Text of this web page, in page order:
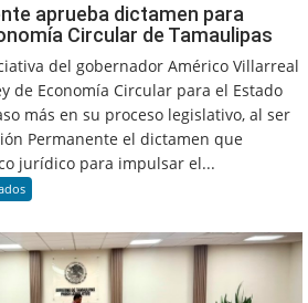
aprueba dictamen para
Circular de Tamaulipas
del gobernador Américo Villarreal
de Economía Circular para el Estado
más en su proceso legislativo, al ser
Permanente el dictamen que
jurídico para impulsar el...